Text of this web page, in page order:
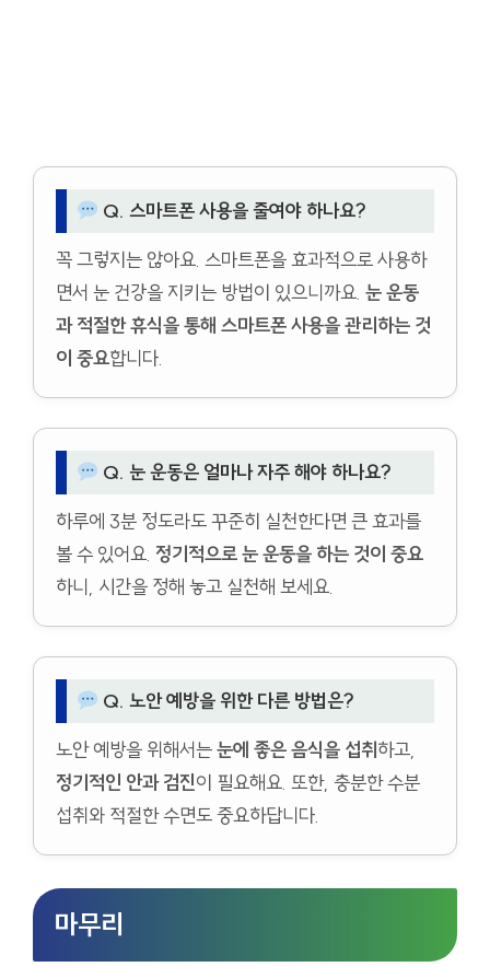
Q. 스마트폰 사용을 줄여야 하나요?
꼭 그렇지는 않아요. 스마트폰을 효과적으로 사용하
면서 눈 건강을 지키는 방법이 있으니까요. 눈 운동
과 적절한 휴식을 통해 스마트폰 사용을 관리하는 것
이 중요합니다.
Q. 눈 운동은 얼마나 자주 해야 하나요?
하루에 3분 정도라도 꾸준히 실천한다면 큰 효과를
볼 수 있어요. 정기적으로 눈 운동을 하는 것이 중요
하니, 시간을 정해 놓고 실천해 보세요.
Q. 노안 예방을 위한 다른 방법은?
노안 예방을 위해서는눈에 좋은 음식을 섭취하고,
정기적인 안과 검진이 필요해요. 또한, 충분한 수분
섭취와 적절한 수면도 중요하답니다.
마무리